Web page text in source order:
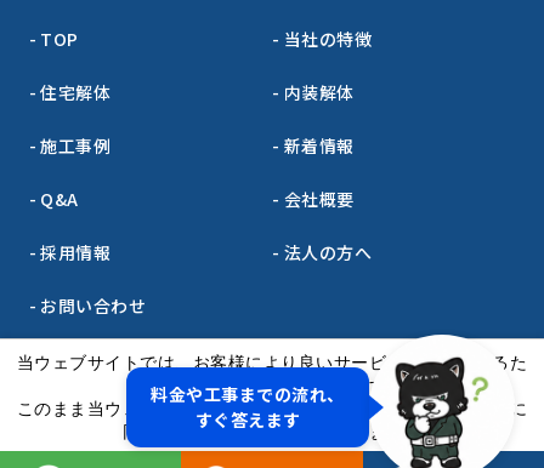
TOP 当社の特徴
住宅解体 内装解体
施工事例 新着情報
Q&A 会社概要
採用情報 法人の方へ
お問い合わせ
サイトマップ プライバシーポリシー
当ウェブサイトでは、お客様により良いサービスをご提供するた
め、クッキーを利用しています。
このまま当ウェブサイトをご利用になる場合、クッキーの使用に
同意いただいたものとみなされます。
料金や工事までの流れ、
すぐ答えます